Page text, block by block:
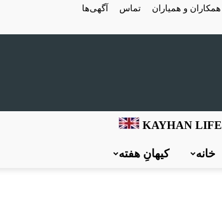
همکاران و همیاران تماس آگهی‌ها
KAYHAN LIFE
کیهانِ هفته خانه